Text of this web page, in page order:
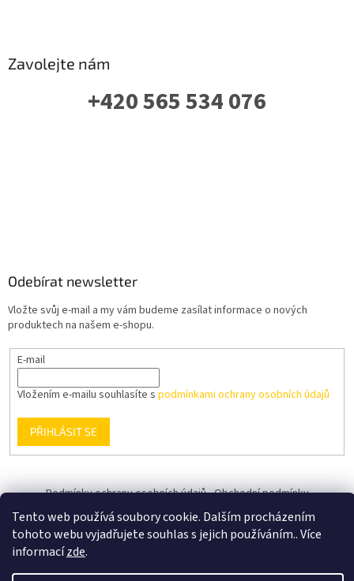
Tento web používá soubory cookie. Dalším procházením
tohoto webu vyjadřujete souhlas s jejich používáním.. Více
informacízde.
Zavolejte nám
+420 565 534 076
Odebírat newsletter
Vložte svůj e-mail a my vám budeme zasílat informace o nových
produktech na našem e-shopu.
E-mail
Vložením e-mailu souhlasíte s podmínkami ochrany osobních údajů
PŘIHLÁSIT SE
Podmínky ochrany osobních údajů Obchodní podmínky
Vytvořil Shoptet